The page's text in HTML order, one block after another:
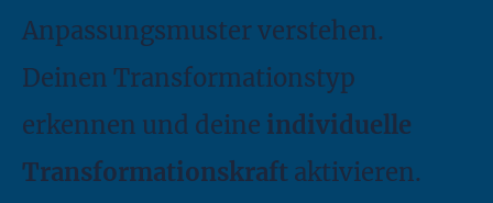
Anpassungsmuster verstehen.
Deinen Transformationstyp
erkennen und deine individuelle
Transformationskraft aktivieren.